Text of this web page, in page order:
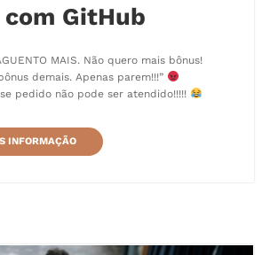
GitHub
MAIS. Não quero mais bônus!
demais. Apenas parem!!!”
pedido não pode ser atendido!!!!!
INFORMAÇÃO